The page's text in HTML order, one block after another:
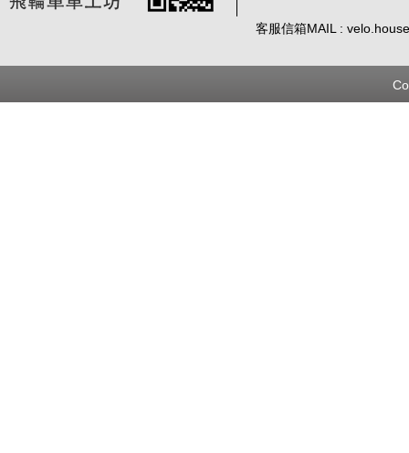
客服信箱MAIL :